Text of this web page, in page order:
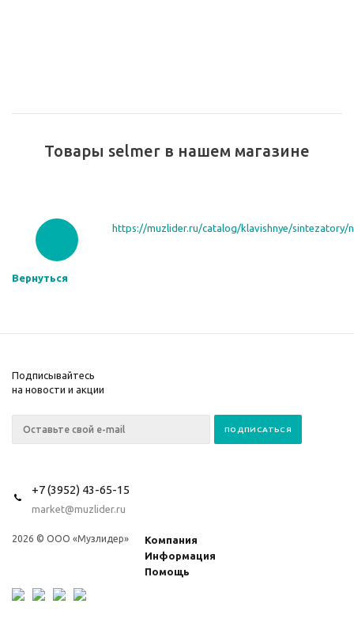
Товары selmer в нашем магазине
https://muzlider.ru/catalog/klavishnye/sintezatory/
Вернуться
Подписывайтесь
на новости и акции
+7 (3952) 43-65-15
market@muzlider.ru
2026 © ООО «Музлидер»
Компания
Информация
Помощь